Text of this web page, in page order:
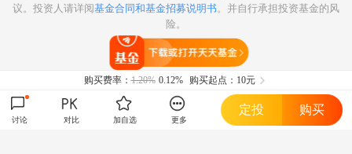
议。投资人请详阅基金合同和基金招募说明书。并自行承担投资基金的风
险。
购买费率：1.20% 0.12% 购买起点：10元
讨论 对比 加自选 更多
定投 购买
打开天天基金